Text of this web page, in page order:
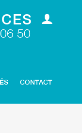
50
CONTACT